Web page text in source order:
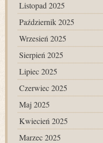
Listopad 2025
Październik 2025
Wrzesień 2025
Sierpień 2025
Lipiec 2025
Czerwiec 2025
Maj 2025
Kwiecień 2025
Marzec 2025